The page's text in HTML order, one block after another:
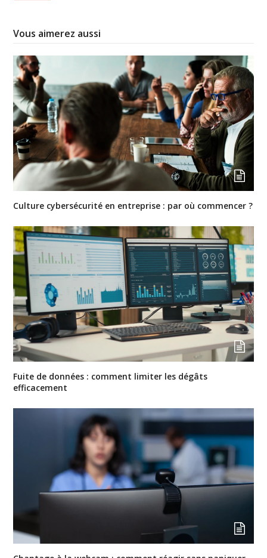
Vous aimerez aussi
Culture cybersécurité en entreprise : par où commencer ?
Fuite de données : comment limiter les dégâts
efficacement